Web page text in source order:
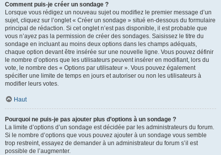
Comment puis-je créer un sondage ?
Lorsque vous rédigez un nouveau sujet ou modifiez le premier message d’un
sujet, cliquez sur l’onglet « Créer un sondage » situé en-dessous du formulaire
principal de rédaction. Si cet onglet n’est pas disponible, il est probable que
vous n’ayez pas la permission de créer des sondages. Saisissez le titre du
sondage en incluant au moins deux options dans les champs adéquats,
chaque option devant être insérée sur une nouvelle ligne. Vous pouvez définir
le nombre d’options que les utilisateurs peuvent insérer en modifiant, lors du
vote, le nombre des « Options par utilisateur ». Vous pouvez également
spécifier une limite de temps en jours et autoriser ou non les utilisateurs à
modifier leurs votes.
Haut
Pourquoi ne puis-je pas ajouter plus d’options à un sondage ?
La limite d’options d’un sondage est décidée par les administrateurs du forum.
Si le nombre d’options que vous pouvez ajouter à un sondage vous semble
trop restreint, essayez de demander à un administrateur du forum s’il est
possible de l’augmenter.